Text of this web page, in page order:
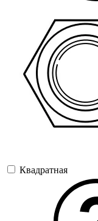
Квадратная